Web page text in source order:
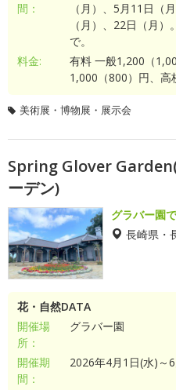
間：
（月）、5月11日（
（月）、22日（月
で。
料金:
有料 一般1,200（
1,000（800）円、
美術展・博物展・展示会
Spring Glover
ーデン)
グラバー園
長崎県・
花・自然DATA
開催場
所：
グラバー園
開催期
間：
2026年4月1日(水)～